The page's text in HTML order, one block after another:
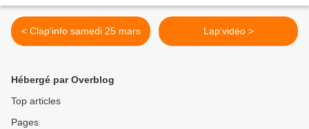
< Clap'info samedi 25 mars Lap'vidéo >
Hébergé par Overblog
Top articles
Pages